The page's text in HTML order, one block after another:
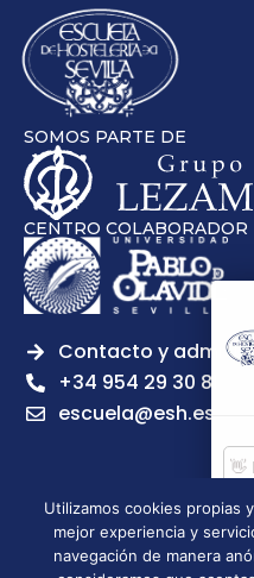
SOMOS PARTE DE
CENTRO COLABORADOR
Contacto y
+34 954 29 30 81
escuela@esh.es
Aviso legal Política de
Utilizamos cookies propias
mejor experiencia y
navegación de manera